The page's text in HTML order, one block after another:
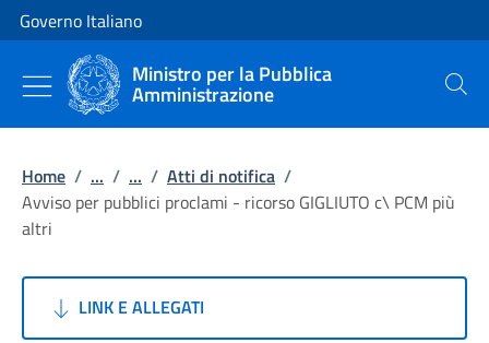
Vai al contenuto
Vai alla navigazione del sito
Governo Italiano
Ministro per la Pubblica
Amministrazione Cerca
Home / ... / ... / Atti di notifica /
Avviso per pubblici proclami - ricorso GIGLIUTO c\ PCM più
altri
LINK E ALLEGATI